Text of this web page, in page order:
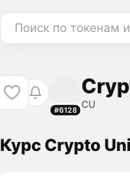
Поиск по токенам
#6128
CU
Курс Crypto